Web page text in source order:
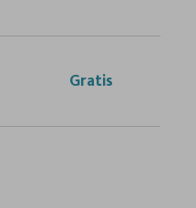
Gratis